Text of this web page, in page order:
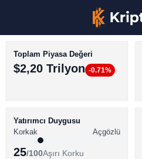
BİTCOİN HABERLERİ
ALTCOİN HABERLERİ
Toplam Piyasa Değeri
$2,20 Trilyon -0.71%
Yatırımcı Duygusu
Korkak
Açgözlü
25/100Aşırı Korku